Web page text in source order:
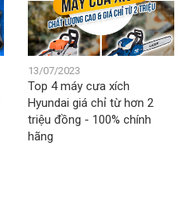
13/07/2023
Top 4 máy cưa xích
Hyundai giá chỉ từ hơn 2
triệu đồng - 100% chính
hãng